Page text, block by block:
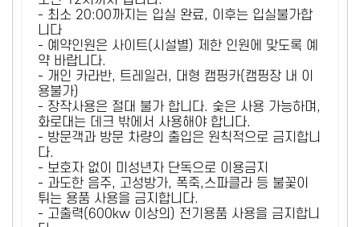
- 최소 20:00까지는 입실 완료, 이후는 입실불가합
니다
- 예약인원은 사이트(시설별) 제한 인원에 맞도록 예
약 바랍니다.
- 개인 카라반, 트레일러, 대형 캠핑카(캠핑장 내 이
용불가)
- 장작사용은 절대 불가 합니다. 숯은 사용 가능하며,
화로대는 데크 밖에서 사용해야 합니다.
- 방문객과 방문 차량의 출입은 원칙적으로 금지합니
다.
- 보호자 없이 미성년자 단독으로 이용금지
- 과도한 음주, 고성방가, 폭죽,스파클라 등 불꽃이
튀는 용품 사용을 금지합니다.
- 고출력(600kw 이상의) 전기용품 사용을 금지합니